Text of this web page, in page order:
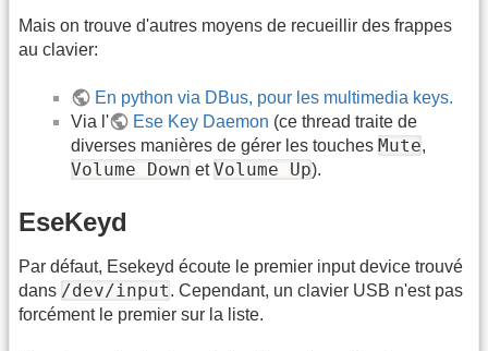
Mais on trouve d'autres moyens de recueillir des frappes
au clavier:
En python via DBus, pour les multimedia keys.
Via l'
Ese Key Daemon (ce thread traite de
diverses manières de gérer les touches Mute,
Volume Down etVolume Up).
EseKeyd
Par défaut, Esekeyd écoute le premier input device trouvé
dans /dev/input. Cependant, un clavier USB n'est pas
forcément le premier sur la liste.